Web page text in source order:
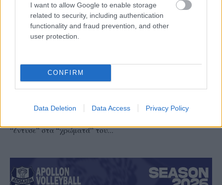
I want to allow Google to enable storage
related to security, including authentication
functionality and fraud prevention, and other
user protection.
CONFIRM
Data Deletion Data Access Privacy Policy
«Αμαζόνα» η 18χρονη διεθνής Χρύσα
Καραγιάννη και κορυφαία μπλοκέρ του
Σε μία σπουδαία μεταγραφική ενίσχυση προχώρησε ο
“έντυσε” στα “χρώματά” του...